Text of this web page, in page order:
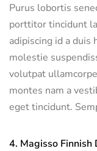
Purus lobortis
porttitor tincidunt
adipiscing id a duis
molestie
volutpat
montes nam a
eget tincidunt.
4. Magisso Finnish